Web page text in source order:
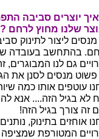
יוצרים סביבה
שלנו מחוץ לרחם ?
מנסים ליצור לתינוק
בהתחשב בעובדה
גם לנו
פשוט מנסים לסנן את
עוטפים אותו כמה
לא בגיל הזה.... אנא
זה צורך בגיל הזה!
אוחזים בתינוק,
המטורפת שמציפה